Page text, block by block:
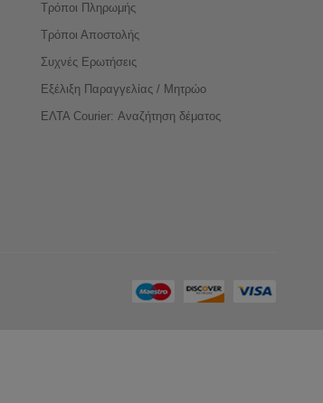
Τρόποι Πληρωμής
Τρόποι Αποστολής
Συχνές Ερωτήσεις
Εξέλιξη Παραγγελίας / Μητρώο
ΕΛΤΑ Courier: Αναζήτηση δέματος